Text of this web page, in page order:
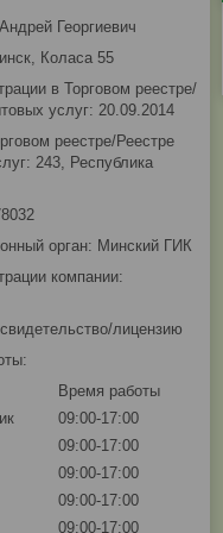
Георгиевич
Коласа 55
в Торговом реестре/
услуг: 20.09.2014
реестре/Реестре
243, Республика
орган: Минский ГИК
компании:
лицензию
Время работы
09:00-17:00
09:00-17:00
09:00-17:00
09:00-17:00
09:00-17:00